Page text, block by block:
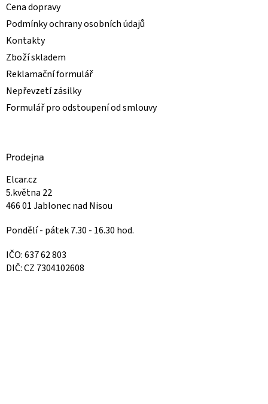
Cena dopravy
Podmínky ochrany osobních údajů
Kontakty
Zboží skladem
Reklamační formulář
Nepřevzetí zásilky
Formulář pro odstoupení od smlouvy
Prodejna
Elcar.cz
5.května 22
466 01 Jablonec nad Nisou
Pondělí - pátek 7.30 - 16.30 hod.
IČO: 637 62 803
DIČ: CZ 7304102608